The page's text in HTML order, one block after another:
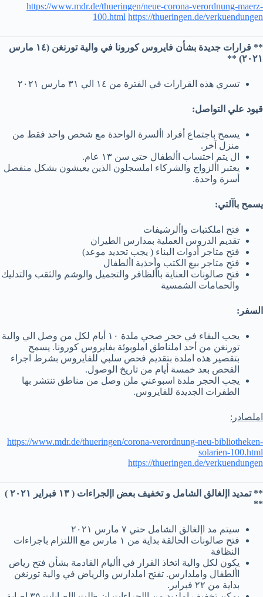
https://www.mdr.de/thueringen/neue-corona-verordnung-maerz-
100.html https://thueringen.de/verkuendungen
** قرارات جديدة بشأن فايروس كورونا في والية تورنغن (١٤ مارس
٢٠٢١) **
تسري هذه القرارات في الفترة من ١٤ الي ٣١ مارس ٢٠٢١
قيود علي التواصل:
يسمح باجتماع أفراد األسرة الواحدة مع شخص واحد فقط من
منزل آخر.
ال يتم احتساب األطفال حتي سن ١٣ عام.
يعتبر األزواج والشركاء املسجلون الذين يعيشون بشكل منفصل
أسرة واحدة.
يسمح باآلتي:
فتح املكتبات واألرشيفات
تقديم الدروس العملية بمدارس الطيران
فتح متاجر أدوات البناء ( يجب تحديد موعد)
فتح متاجر بيع الكتب وأحذية األطفال
فتح صالونات العناية باألظافر والتجميل والوشم والثقب والتدليك
والحمامات الشمسية
السفر:
يجب البقاء في حجر صحي ملدة ١٠ أيام لكل من وصل الي والية
تورنغن من أحد املناطق املوبوئة بفايروس كورونا. يسمح
بتقصير هذه املدة بتقديم فحص سلبي للفايروس بشرط اجراء
الفحص بعد خمسة أيام من تاريخ الوصول.
يجب الحجر ملدة اسبوعني ملن وصل من مناطق تنتشر بها
الطفرات الجديدة للفايروس.
املصادر:
https://www.mdr.de/thueringen/corona-verordnung-neu-bibliotheken-
solarien-100.html
https://thueringen.de/verkuendungen
** تمديد اإلغالق الشامل و تخفيف بعض اإلجراءات ( ١٣ فبراير ٢٠٢١ )
**
سيتم مد اإلغالق الشامل حتي ٧ مارس ٢٠٢١
فتح صالونات الحالقة بداية من ١ مارس مع االلتزام باجراءات
النظافة
يكون لكل والية اتخاذ القرار في األيام القادمة بشأن فتح رياض
األطفال واملدارس. تفتح املدارس والرياض في والية تورنغن
بداية من ٢٢ فبراير.